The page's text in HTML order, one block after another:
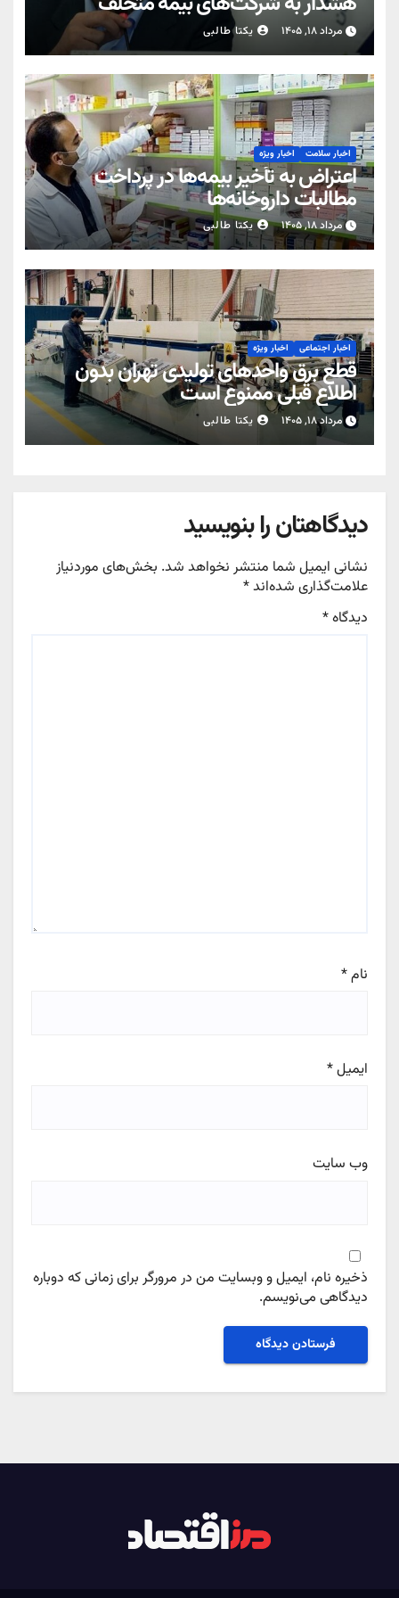
مرداد ۱۸, ۱۴۰۵ یکتا طالبی
اخبار سلامت اخبار ویژه
اعتراض به تأخیر بیمه‌ها در پرداخت
مطالبات داروخانه‌ها
مرداد ۱۸, ۱۴۰۵ یکتا طالبی
اخبار اجتماعی اخبار ویژه
قطع برق واحدهای تولیدی تهران بدون
اطلاع قبلی ممنوع است
مرداد ۱۸, ۱۴۰۵ یکتا طالبی
دیدگاهتان را بنویسید
نشانی ایمیل شما منتشر نخواهد شد. بخش‌های موردنیاز
علامت‌گذاری شده‌اند*
دیدگاه*
نام*
ایمیل*
وب‌ سایت
ذخیره نام، ایمیل و وبسایت من در مرورگر برای زمانی که دوباره
دیدگاهی می‌نویسم.